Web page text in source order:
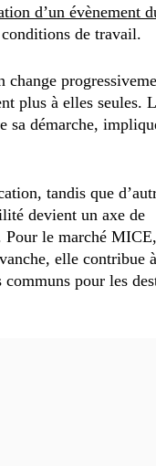
d’un évènement
de travail.
change
plus à elles seules.
sa démarche,
tandis que
devient un axe de
Pour le marché
elle contribue
pour les